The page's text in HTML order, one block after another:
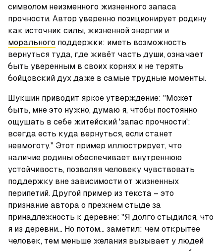
символом неизменного жизненного запаса
прочности. Автор уверенно позиционирует родину
морального поддержки: иметь возможность
вернуться туда, где живёт часть души, означает
быть уверенным в своих корнях и не терять
бойцовский дух даже в самые трудные моменты.
Шукшин приводит яркое утверждение: "Может
быть, мне это нужно, думаю я, чтобы постоянно
ощущать в себе житейский 'запас прочности':
всегда есть куда вернуться, если станет
невмоготу." Этот пример иллюстрирует, что
наличие родины обеспечивает внутреннюю
устойчивость, позволяя человеку чувствовать
поддержку вне зависимости от жизненных
перипетий. Другой пример из текста – это
признание автора о прежнем стыде за
принадлежность к деревне: "Я долго стыдился, что
я из деревни... Но потом... заметил: чем открытее
человек, тем меньше желания вызывает у людей